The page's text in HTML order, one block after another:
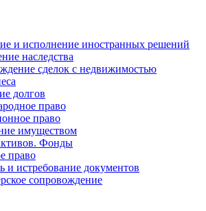
и исполнение иностранных решений
наследства
сделок с недвижимостью
долгов
право
право
имуществом
Фонды
право
и истребование документов
сопровождение